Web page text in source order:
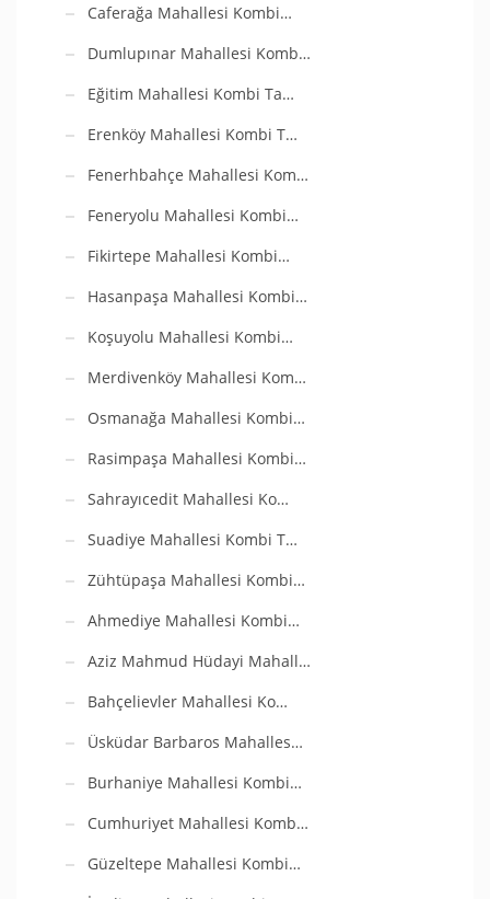
Caferağa Mahallesi Kombi…
Dumlupınar Mahallesi Komb…
Eğitim Mahallesi Kombi Ta…
Erenköy Mahallesi Kombi T…
Fenerhbahçe Mahallesi Kom…
Feneryolu Mahallesi Kombi…
Fikirtepe Mahallesi Kombi…
Hasanpaşa Mahallesi Kombi…
Koşuyolu Mahallesi Kombi…
Merdivenköy Mahallesi Kom…
Osmanağa Mahallesi Kombi…
Rasimpaşa Mahallesi Kombi…
Sahrayıcedit Mahallesi Ko…
Suadiye Mahallesi Kombi T…
Zühtüpaşa Mahallesi Kombi…
Ahmediye Mahallesi Kombi…
Aziz Mahmud Hüdayi Mahall…
Bahçelievler Mahallesi Ko…
Üsküdar Barbaros Mahalles…
Burhaniye Mahallesi Kombi…
Cumhuriyet Mahallesi Komb…
Güzeltepe Mahallesi Kombi…